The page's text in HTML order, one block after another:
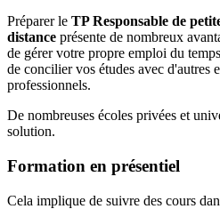
Préparer le TP Responsable de
distance présente de nombreux
de gérer votre propre emploi du
de concilier vos études avec d'autres
professionnels.
De nombreuses écoles privées et
solution.
Formation en présentiel
Cela implique de suivre des cours